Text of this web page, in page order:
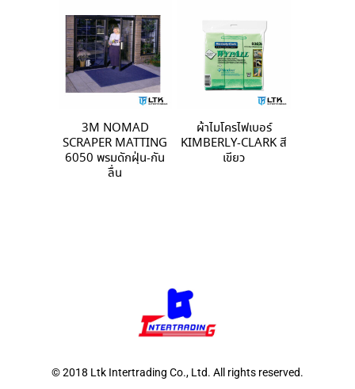
3M NOMAD
SCRAPER MATTING
6050 พรมดักฝุ่น-กัน
ลื่น
ผ้าไมโครไฟเบอร์
KIMBERLY-CLARK สี
เขียว
© 2018 Ltk Intertrading Co., Ltd. All rights reserved.